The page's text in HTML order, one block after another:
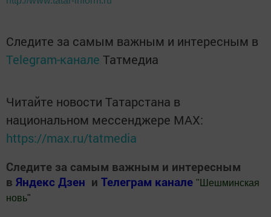
Следите за самым важным и интересным в
Telegram-канале Татмедиа
Читайте новости Татарстана в
национальном мессенджере MАХ:
https://max.ru/tatmedia
Следите за самым важным и интересным
в Яндекс Дзен и Телеграм канале " Шешминская
новь"